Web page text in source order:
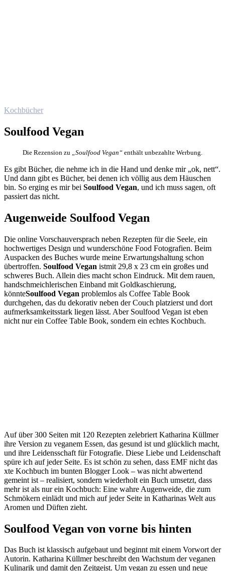
Kochbücher
Soulfood Vegan
Die Rezension zu „Soulfood Vegan“ enthält unbezahlte Werbung.
Es gibt Bücher, die nehme ich in die Hand und denke mir „ok, nett“.
Und dann gibt es Bücher, bei denen ich völlig aus dem Häuschen
bin. So erging es mir bei Soulfood Vegan, und ich muss sagen, oft
passiert das nicht.
Augenweide Soulfood Vegan
Die online Vorschauversprach neben Rezepten für die Seele, ein
hochwertiges Design und wunderschöne Food Fotografien. Beim
Auspacken des Buches wurde meine Erwartungshaltung schon
übertroffen. Soulfood Vegan istmit 29,8 x 23 cm ein großes und
schweres Buch. Allein dies macht schon Eindruck. Mit dem rauen,
handschmeichlerischen Einband mit Goldkaschierung,
könnteSoulfood Vegan problemlos als Coffee Table Book
durchgehen, das du dekorativ neben der Couch platzierst und dort
aufmerksamkeitsstark liegen lässt. Aber Soulfood Vegan ist eben
nicht nur ein Coffee Table Book, sondern ein echtes Kochbuch.
Auf über 300 Seiten mit 120 Rezepten zelebriert Katharina Küllmer
ihre Version zu veganem Essen, das gesund ist und glücklich macht,
und ihre Leidensschaft für Fotografie. Diese Liebe und Leidenschaft
spüre ich auf jeder Seite. Es ist schön zu sehen, dass EMF nicht das
xte Kochbuch im bunten Blogger Look – was nicht abwertend
gemeint ist – realisiert, sondern wiederholt ein Buch umsetzt, dass
mehr ist als nur ein Kochbuch: Eine wahre Augenweide, die zum
Schmökern einlädt und mich auf jeder Seite in Katharinas Welt aus
Aromen und Düften zieht.
Soulfood Vegan von vorne bis hinten
Das Buch ist klassisch aufgebaut und beginnt mit einem Vorwort der
Autorin. Katharina Küllmer beschreibt den Wachstum der veganen
Kulinarik und damit den Zeitgeist. Um vegan zu essen und neue